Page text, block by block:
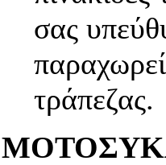
σας
τράπεζας.